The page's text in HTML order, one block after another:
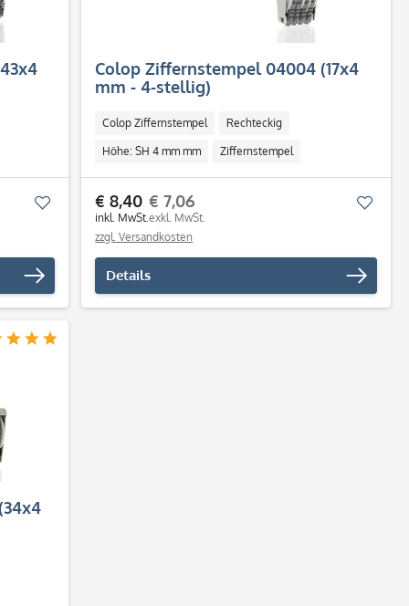
Merken
Colop Ziffernstempel 04004 (17x4
mm - 4-stellig)
Colop Ziffernstempel Rechteckig
Höhe: SH 4 mm mm Ziffernstempel
€ 8,40
inkl. MwSt.
€ 7,06
exkl. MwSt.
zzgl. Versandkosten
Details